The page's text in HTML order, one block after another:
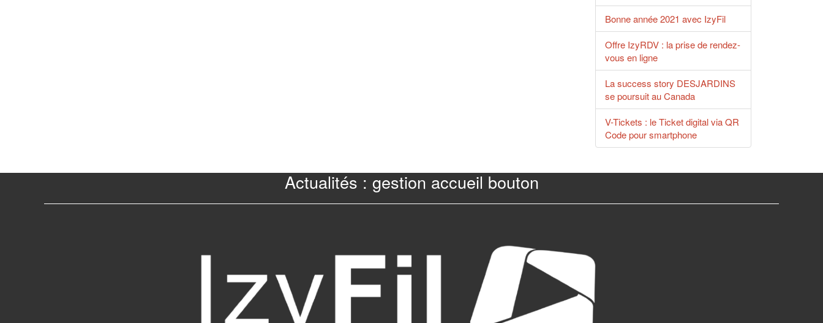
Bonne année 2021 avec IzyFil
Offre IzyRDV : la prise de rendez-
vous en ligne
La success story DESJARDINS
se poursuit au Canada
V-Tickets : le Ticket digital via QR
Code pour smartphone
Actualités : gestion accueil bouton